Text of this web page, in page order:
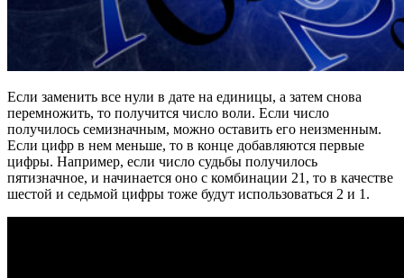
Если заменить все нули в дате на единицы, а затем снова
перемножить, то получится число воли. Если число
получилось семизначным, можно оставить его неизменным.
Если цифр в нем меньше, то в конце добавляются первые
цифры. Например, если число судьбы получилось
пятизначное, и начинается оно с комбинации 21, то в качестве
шестой и седьмой цифры тоже будут использоваться 2 и 1.